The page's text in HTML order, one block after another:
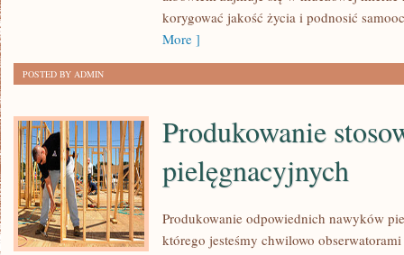
KORZYSTNIE
WPŁYWA
korygować jakość życia i podnosić
More ]
POSTED BY ADMIN
Produkowanie
pielęgnacyjnych
Produkowanie odpowiednich nawyków
którego jesteśmy chwilowo